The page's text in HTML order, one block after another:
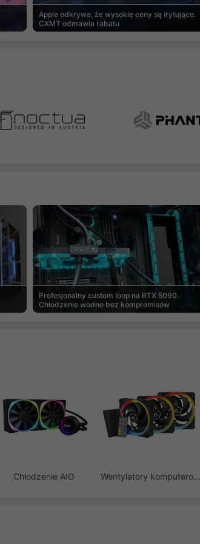
Apple odkrywa, że wysokie ceny są irytujące.
CXMT odmawia rabatu
Profesjonalny custom loop na RTX 5090.
Chłodzenie wodne bez kompromisów
Chłodzenie AIO Wentylatory komputerowe